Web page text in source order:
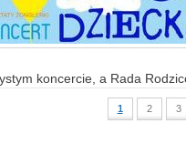
koncercie, a Rada
1 2 3